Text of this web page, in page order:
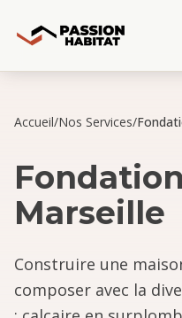
Accueil/Nos Services/
Marseille
Construire une
composer avec la